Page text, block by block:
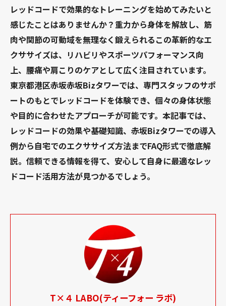
レッドコードで効果的なトレーニングを始めてみたいと
感じたことはありませんか？重力から身体を解放し、筋
肉や関節の可動域を無理なく鍛えられるこの革新的なエ
クササイズは、リハビリやスポーツパフォーマンス向
上、腰痛や肩こりのケアとして広く注目されています。
東京都港区赤坂赤坂Bizタワーでは、専門スタッフのサポ
ートのもとでレッドコードを体験でき、個々の身体状態
や目的に合わせたアプローチが可能です。本記事では、
レッドコードの効果や基礎知識、赤坂Bizタワーでの導入
例から自宅でのエクササイズ方法までFAQ形式で徹底解
説。信頼できる情報を得て、安心して自身に最適なレッ
ドコード活用方法が見つかるでしょう。
T×４ LABO(ティーフォー ラボ)